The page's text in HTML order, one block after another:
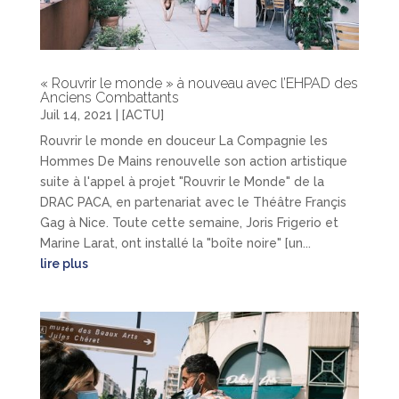
« Rouvrir le monde » à nouveau avec l’EHPAD des
Anciens Combattants
Juil 14, 2021 | [ACTU]
Rouvrir le monde en douceur La Compagnie les
Hommes De Mains renouvelle son action artistique
suite à l'appel à projet "Rouvrir le Monde" de la
DRAC PACA, en partenariat avec le Théâtre Françis
Gag à Nice. Toute cette semaine, Joris Frigerio et
Marine Larat, ont installé la "boîte noire" [un...
lire plus